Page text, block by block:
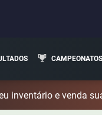
CAMPEONATOS
inventário e venda